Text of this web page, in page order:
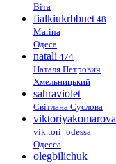
Віта
fialkiukrbbnet 48
Marina
Одеса
natali 474
Наталя Петрович
Хмельницький
sahraviolet
Світлана Суслова
viktoriyakomarova
vik.tori_odessa
Одесса
olegbilichuk